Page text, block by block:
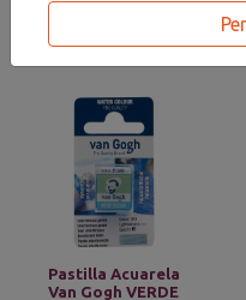
Pastilla Acuarela
Van Gogh VERDE